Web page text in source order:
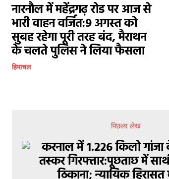
नारनौल में महेंद्रगढ़ रोड पर आज से
भारी वाहन वर्जित:9 अगस्त को
सुबह रहेगा पूरी तरह बंद, मैराथन
के चलते पुलिस ने लिया फैसला
हिमाचल
पिछला लेख